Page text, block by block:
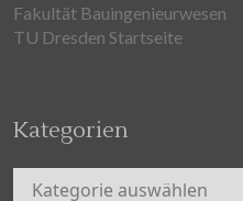
Fakultät Bauingenieurwesen
TU Dresden Startseite
Kategorien
Kategorien